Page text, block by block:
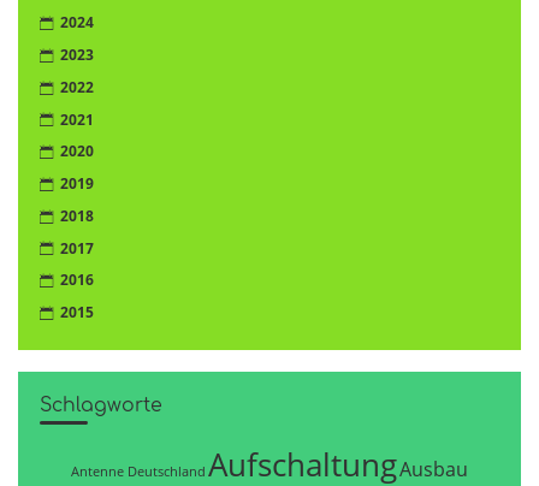
2024
2023
2022
2021
2020
2019
2018
2017
2016
2015
Schlagworte
Antenne Deutschland AufschaltungAusbau